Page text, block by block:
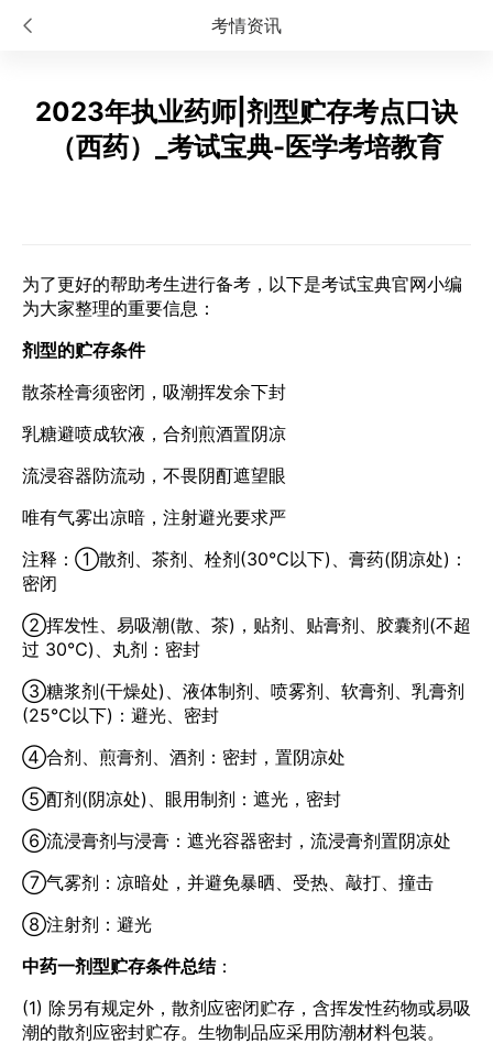
考情资讯
2023年执业药师|剂型贮存考点口诀
（西药）_考试宝典-医学考培教育
为了更好的帮助考生进行备考，以下是考试宝典官网小编
为大家整理的重要信息：
剂型的贮存条件
散茶栓膏须密闭，吸潮挥发余下封
乳糖避喷成软液，合剂煎酒置阴凉
流浸容器防流动，不畏阴酊遮望眼
唯有气雾出凉暗，注射避光要求严
注释：①散剂、茶剂、栓剂(30℃以下)、膏药(阴凉处)：
密闭
②挥发性、易吸潮(散、茶)，贴剂、贴膏剂、胶囊剂(不超
过 30℃)、丸剂：密封
③糖浆剂(干燥处)、液体制剂、喷雾剂、软膏剂、乳膏剂
(25℃以下)：避光、密封
④合剂、煎膏剂、酒剂：密封，置阴凉处
⑤酊剂(阴凉处)、眼用制剂：遮光，密封
⑥流浸膏剂与浸膏：遮光容器密封，流浸膏剂置阴凉处
⑦气雾剂：凉暗处，并避免暴晒、受热、敲打、撞击
⑧注射剂：避光
中药一剂型贮存条件总结：
(1) 除另有规定外，散剂应密闭贮存，含挥发性药物或易吸
潮的散剂应密封贮存。生物制品应采用防潮材料包装。